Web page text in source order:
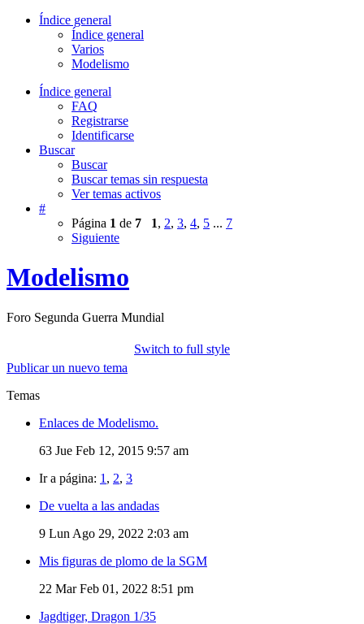
Índice general
Índice general
Varios
Modelismo
Índice general
FAQ
Registrarse
Identificarse
Buscar
Buscar
Buscar temas sin respuesta
Ver temas activos
#
Página 1 de 7 1, 2, 3, 4, 5 ... 7
Siguiente
Modelismo
Foro Segunda Guerra Mundial
Switch to full style
Publicar un nuevo tema
Temas
Enlaces de Modelismo.
63 Jue Feb 12, 2015 9:57 am
Ir a página: 1 , 2, 3
De vuelta a las andadas
9 Lun Ago 29, 2022 2:03 am
Mis figuras de plomo de la SGM
22 Mar Feb 01, 2022 8:51 pm
Jagdtiger, Dragon 1/35